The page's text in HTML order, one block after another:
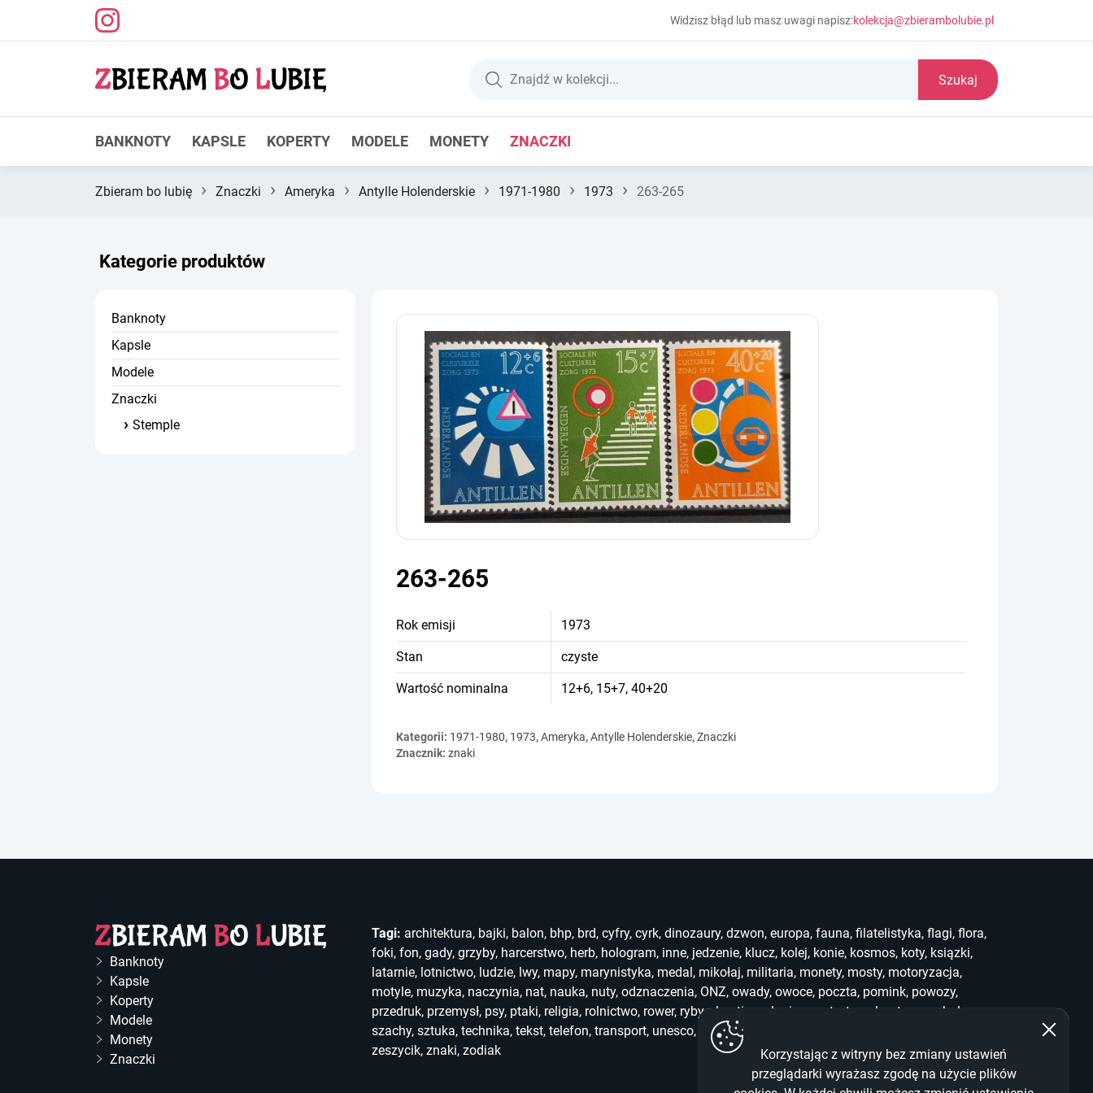
Korzystając z witryny bez zmiany ustawień
przeglądarki wyrażasz zgodę na użycie plików
Widzisz błąd lub masz uwagi napisz:kolekcja@zbierambolubie.pl
Szukaj
BANKNOTY KAPSLE KOPERTY MODELE MONETY ZNACZKI
Zbieram bo lubię › Znaczki › Ameryka › Antylle Holenderskie › 1971-1980 › 1973 › 263-265
Kategorie produktów
Banknoty
Kapsle
Modele
Znaczki
Stemple
263-265
Rok emisji 1973
Stan czyste
Wartość nominalna 12+6, 15+7, 40+20
Kategorii: 1971-1980, 1973,Ameryka,Antylle Holenderskie,Znaczki
Znacznik: znaki
Banknoty
Kapsle
Koperty
Modele
Monety
Znaczki
Tagi: architektura, bajki, balon, bhp, brd, cyfry, cyrk, dinozaury, dzwon, europa, fauna, filatelistyka, flagi, flora,
foki, fon, gady, grzyby, harcerstwo, herb, hologram, inne, jedzenie, klucz, kolej, konie, kosmos, koty, ksiązki,
latarnie, lotnictwo, ludzie, lwy, mapy, marynistyka, medal, mikołaj, militaria, monety, mosty, motoryzacja,
motyle, muzyka, naczynia, nat, nauka, nuty, odznaczenia, ONZ, owady, owoce, poczta, pomink, powozy,
przedruk, przemysł, psy, ptaki, religia, rolnictwo, rower, ryby,skauting słonie sport stemple stra symbole
szachy, sztuka, technika, tekst, telefon, transport, unesco, unicef,who
zeszycik, znaki, zodiak